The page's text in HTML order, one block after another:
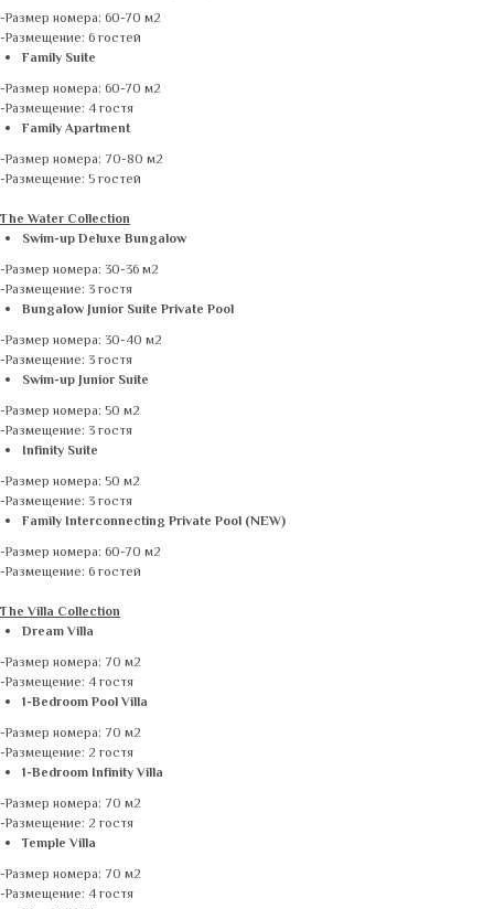
-Размер номера: 60-70 м2
-Размещение: 6 гостей
Family Suite
-Размер номера: 60-70 м2
-Размещение: 4 гостя
Family Apartment
-Размер номера: 70-80 м2
-Размещение: 5 гостей
The Water Collection
Swim-up Deluxe Bungalow
-Размер номера: 30-36 м2
-Размещение: 3 гостя
Bungalow Junior Suite Private Pool
-Размер номера: 30-40 м2
-Размещение: 3 гостя
Swim-up Junior Suite
-Размер номера: 50 м2
-Размещение: 3 гостя
Infinity Suite
-Размер номера: 50 м2
-Размещение: 3 гостя
Family Interconnecting Private Pool (NEW)
-Размер номера: 60-70 м2
-Размещение: 6 гостей
The Villa Collection
Dream Villa
-Размер номера: 70 м2
-Размещение: 4 гостя
1-Bedroom Pool Villa
-Размер номера: 70 м2
-Размещение: 2 гостя
1-Bedroom Infinity Villa
-Размер номера: 70 м2
-Размещение: 2 гостя
Temple Villa
-Размер номера: 70 м2
-Размещение: 4 гостя